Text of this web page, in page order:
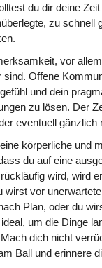
du dir deine
zu schnell
vor
Offene
und dein
zu lösen. Der
eventuell
körperliche und
du auf eine
wird, wird
vor
Plan, oder du
um die Dinge
dich nicht
Ball und erinnere